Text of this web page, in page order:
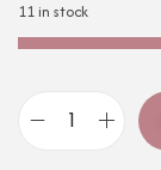
11 in stock